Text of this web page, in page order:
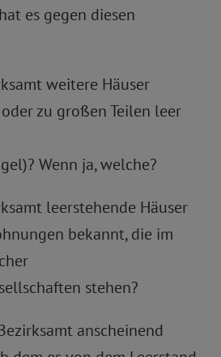
es gegen diesen
weitere Häuser
zu großen Teilen leer
Wenn ja, welche?
leerstehende Häuser
bekannt, die im
stehen?
anscheinend